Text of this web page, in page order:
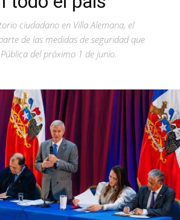
ciudadano en Villa Alemana, el
de las medidas de seguridad que
del próximo 1 de junio.